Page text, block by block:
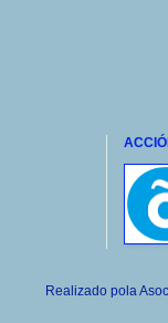
Realizado pola